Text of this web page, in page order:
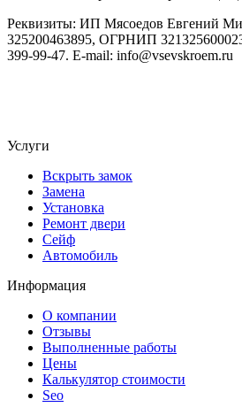
Реквизиты: ИП Мясоедов Евгений
325200463895, ОГРНИП
399-99-47. E-mail: info@vsevskroem.ru
Услуги
Вскрыть замок
Замена
Установка
Ремонт двери
Сейф
Автомобиль
Информация
О компании
Отзывы
Выполненные работы
Цены
Калькулятор стоимости
Seo